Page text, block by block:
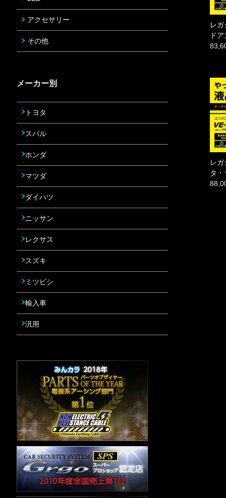
レ
ド
レ
タ
アクセサリー
その他
メーカー別
トヨタ
スバル
ホンダ
マツダ
ダイハツ
ニッサン
レクサス
スズキ
ミツビシ
輸入車
汎用